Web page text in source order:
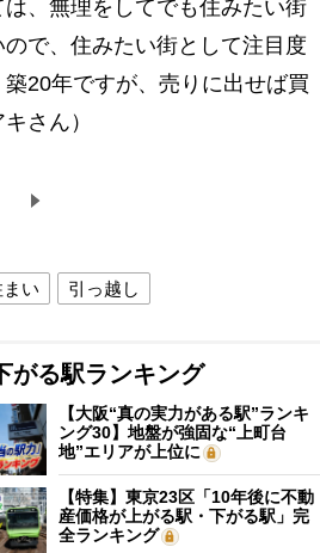
、無理をしてでも住みたい街
で、住みたい街として注目度
20年ですが、売りに出せば買
さん）
い 引っ越し
がる駅ランキング
【大阪“真の実力がある駅”ランキ
ング30】地盤が強固な“上町台
地”エリアが上位に
【特集】東京23区「10年後に不動
産価格が上がる駅・下がる駅」完
全ランキング